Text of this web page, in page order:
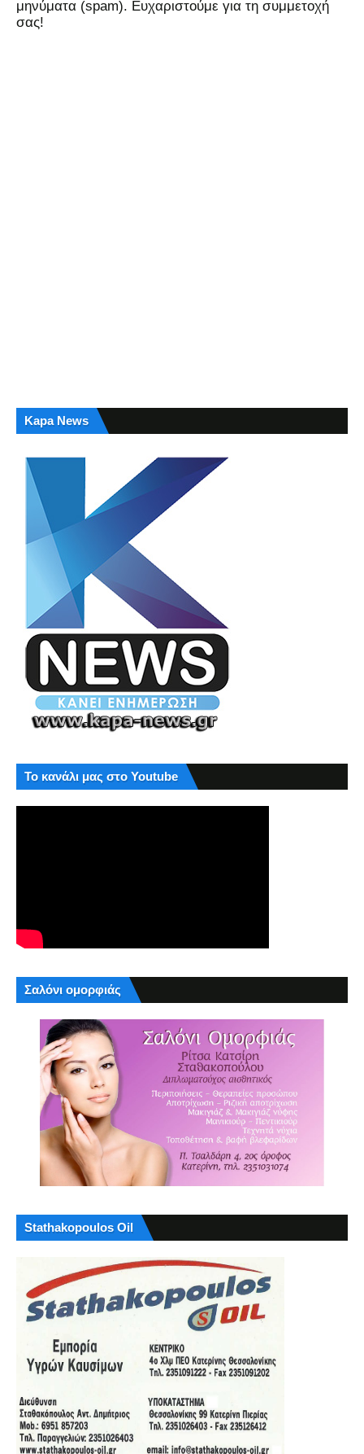
μηνύματα (spam). Ευχαριστούμε για τη συμμετοχή
σας!
Kapa News
Το κανάλι μας στο Youtube
Σαλόνι ομορφιάς
Stathakopoulos Oil